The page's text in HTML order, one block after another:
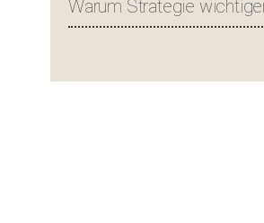
Warum Strategie